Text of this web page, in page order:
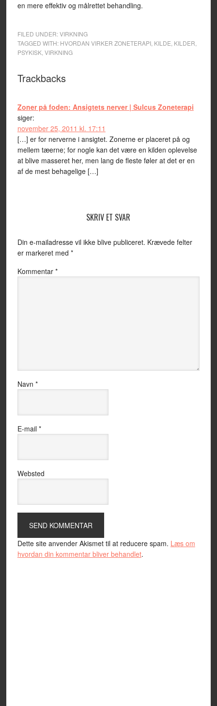
en mere effektiv og målrettet behandling.
FILED UNDER:VIRKNING
TAGGED WITH: HVORDAN VIRKER ZONETERAPI, KILDE KILDER
PSYKISK, VIRKNING
Trackbacks
Zoner på foden: Ansigtets nerver | Sulcus Zoneterapi
siger:
november 25, 2011 kl. 17:11
[…] er for nerverne i ansigtet. Zonerne er placeret på og
mellem tæerne; for nogle kan det være en kilden oplevelse
at blive masseret her, men lang de fleste føler at det er en
af de mest behagelige […]
SKRIV ET SVAR
Din e-mailadresse vil ikke blive publiceret. Krævede felter
er markeret med *
Kommentar *
Navn *
E-mail *
Websted
Dette site anvender Akismet til at reducere spam. Læs om
hvordan din kommentar bliver behandlet.